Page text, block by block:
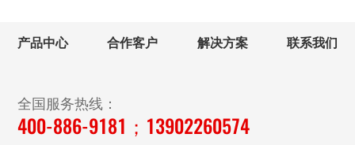
产品中心 合作客户 解决方案 联系我们
全国服务热线：
400-886-9181；13902260574